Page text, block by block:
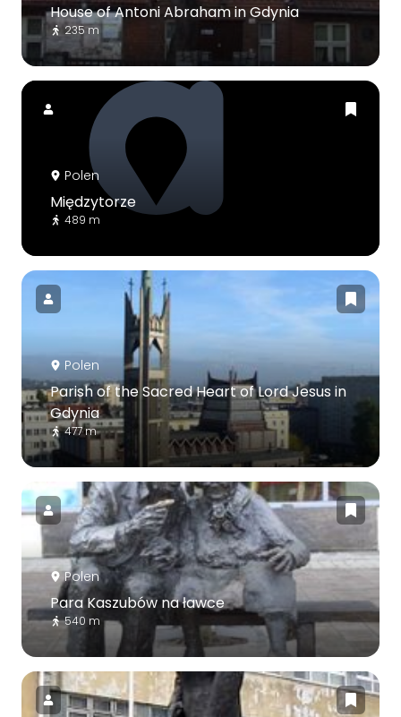
House of Antoni Abraham in Gdynia
235 m
Polen
Międzytorze
489 m
Polen
Parish of the Sacred Heart of Lord Jesus in
Gdynia
477 m
Polen
Para Kaszubów na ławce
540 m